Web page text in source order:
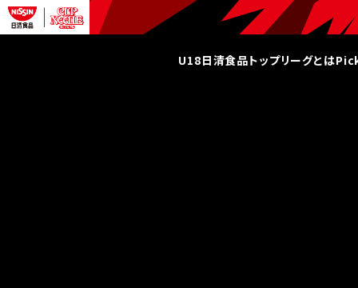
U18日清食品トップリーグとは